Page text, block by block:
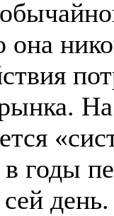
в годы
день.